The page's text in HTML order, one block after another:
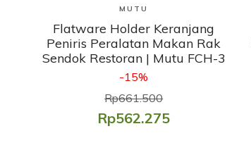
Lihat Produk
MUTU
Flatware Holder Keranjang
Peniris Peralatan Makan Rak
Sendok Restoran | Mutu FCH-3
-15%
Rp661.500
Rp562.275